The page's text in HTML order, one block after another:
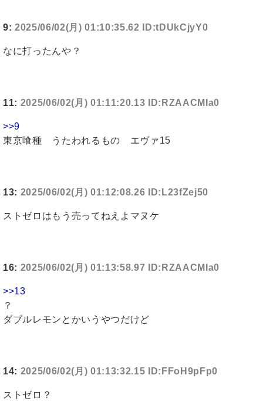
9: 2025/06/02(月) 01:10:35.62 ID:tDUkCjyY0
なに打ったんや？
11: 2025/06/02(月) 01:11:20.13 ID:RZAACMIa0
>>9
東京喰種 うたわれるもの エヴァ15
13: 2025/06/02(月) 01:12:08.26 ID:L23fZej50
ストゼロはもう売ってねえよマヌケ
16: 2025/06/02(月) 01:13:58.97 ID:RZAACMIa0
>>13
？
ダブルレモンとかいうやつだけど
14: 2025/06/02(月) 01:13:32.15 ID:FFoH9pFp0
ストゼロ？